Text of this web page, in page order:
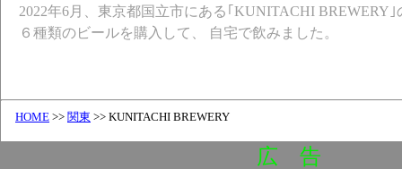
2022年6月、東京都国立市にある｢KUNITACHI BREWERY
６種類のビールを購入して、 自宅で飲みました。
HOME >> 関東 >> KUNITACHI BREWERY